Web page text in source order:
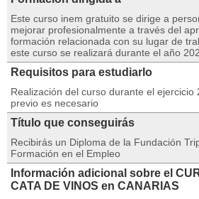
Este curso inem gratuito se dirige a
mejorar profesionalmente a través del
formación relacionada con su lugar de
este curso se realizará durante el año
Requisitos para estudiarlo
Realización del curso durante el ejercicio
previo es necesario
Título que conseguirás
Recibirás un Diploma de la Fundación
Formación en el Empleo
Información adicional sobre el
CATA DE VINOS en CANARIAS